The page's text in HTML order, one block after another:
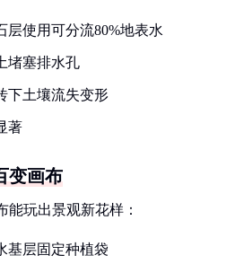
层使用可分流80%地表水
堵塞排水孔
下土壤流失变形
著
变画布
能玩出景观新花样：
基层固定种植袋